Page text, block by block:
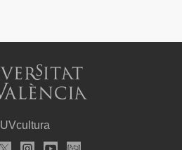
UVcultura